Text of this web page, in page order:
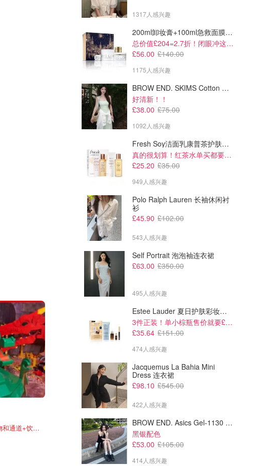
全天入场+VIP礼物和通道+饮品餐券
£399.00
VIP白金体验
基本就是帝王待遇了！直接包餐！
£209.00
VIP银卡体验
VIP通道！不排队！
1317人感兴趣
200ml卸妆膏+100ml急救面膜+面霜+洁颜布
总价值£204=2.7折！闭眼冲这套！
£56.00 £140.00
1175人感兴趣
BROW END. SKIMS Cotton Rib 长款背心连衣裙 薄荷绿
好清新！！
£38.00 £75.00
1092人感兴趣
Fresh Soy洁面乳康普茶护肤套装 100ml
真的很划算！红茶水单买都要£35！
£25.20 £35.00
949人感兴趣
Polo Ralph Lauren 长袖休闲衬
衫
£45.90 £102.00
543人感兴趣
Self Portrait 泡泡袖连衣裙
£63.00 £350.00
495人感兴趣
Estee Lauder 夏日护肤彩妆礼盒
3件正装！单小棕瓶售价就要£65！
£35.64 £151.00
474人感兴趣
Jacquemus La Bahia Mini
Dress 连衣裙
£98.10 £545.00
422人感兴趣
BROW END. Asics Gel-1130 黑色运动鞋
黑银配色
£53.00 £105.00
414人感兴趣